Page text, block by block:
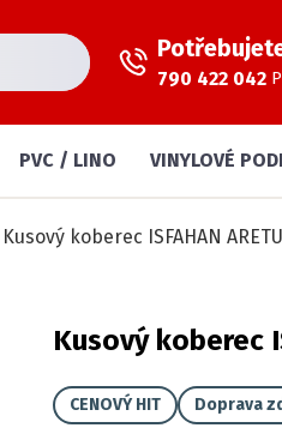
790 422 042
PVC / LINO VINYLOVÉ
Kusový koberec ISFAHAN
Kusový koberec
CENOVÝ HIT Doprava